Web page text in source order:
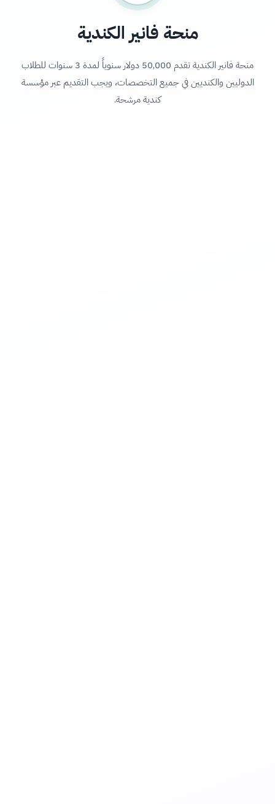
منحة فانير الكندية
منحة فانير الكندية تقدم 50,000 دولار سنوياً لمدة 3 سنوات للطلاب
الدوليين والكنديين في جميع التخصصات، ويجب التقديم عبر مؤسسة
كندية مرشحة.